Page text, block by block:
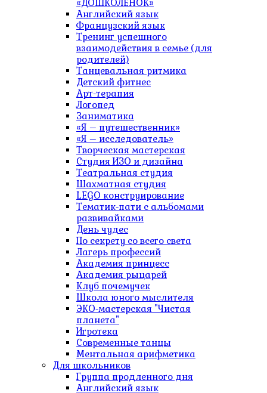
«ДОШКОЛЕНОК»
Английский язык
Французский язык
Тренинг успешного
взаимодействия в семье (для
родителей)
Танцевальная ритмика
Детский фитнес
Арт-терапия
Логопед
Заниматика
«Я – путешественник»
«Я – исследователь»
Творческая мастерская
Студия ИЗО и дизайна
Театральная студия
Шахматная студия
LEGO конструирование
Тематик-пати с альбомами
развивайками
День чудес
По секрету со всего света
Лагерь профессий
Академия принцесс
Академия рыцарей
Клуб почемучек
Школа юного мыслителя
ЭКО-мастерская "Чистая
планета"
Игротека
Современные танцы
Ментальная арифметика
Для школьников
Группа продленного дня
Английский язык